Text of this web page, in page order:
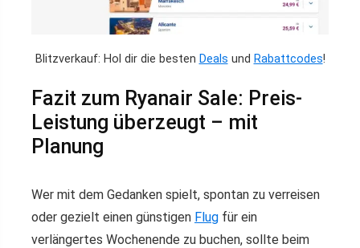
Blitzverkauf: Hol dir die besten Deals und Rabattcodes!
Fazit zum Ryanair Sale: Preis-
Leistung überzeugt – mit
Planung
Wer mit dem Gedanken spielt, spontan zu verreisen
oder gezielt einen günstigen Flug für ein
verlängertes Wochenende zu buchen, sollte beim